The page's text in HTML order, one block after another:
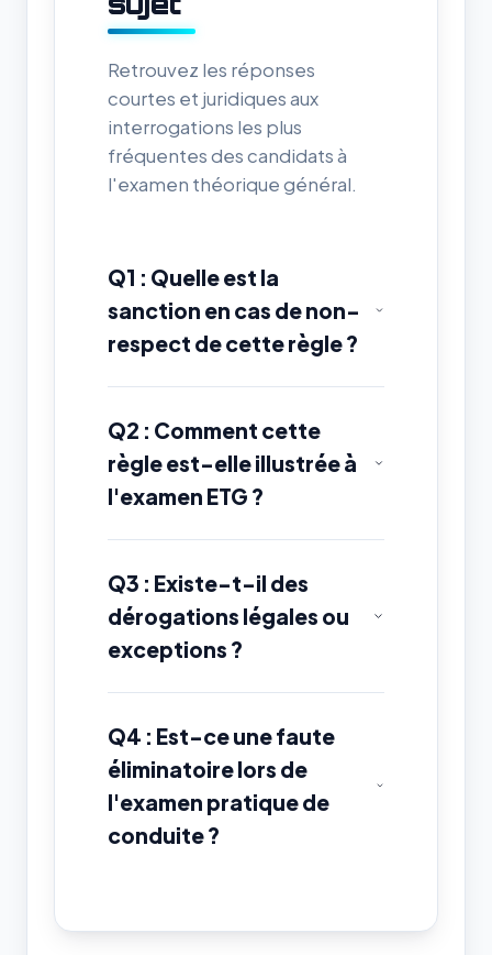
Retrouvez les réponses
courtes et juridiques aux
interrogations les plus
fréquentes des candidats à
l'examen théorique général.
Q1 : Quelle est la
sanction en cas de non-
respect de cette règle ?
Q2 : Comment cette
règle est-elle illustrée à
l'examen ETG ?
Q3 : Existe-t-il des
dérogations légales ou
exceptions ?
Q4 : Est-ce une faute
éliminatoire lors de
l'examen pratique de
conduite ?